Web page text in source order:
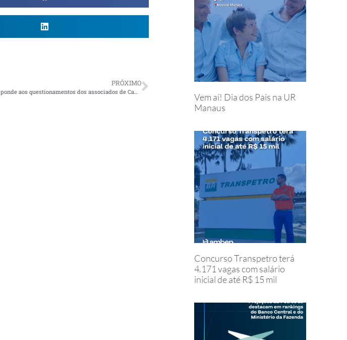
PRÓXIMO
Diretoria da AMBEP responde aos questionamentos dos associados de Campinas
Vem aí! Dia dos Pais na UR
Manaus
Concurso Transpetro terá
4.171 vagas com salário
inicial de até R$ 15 mil